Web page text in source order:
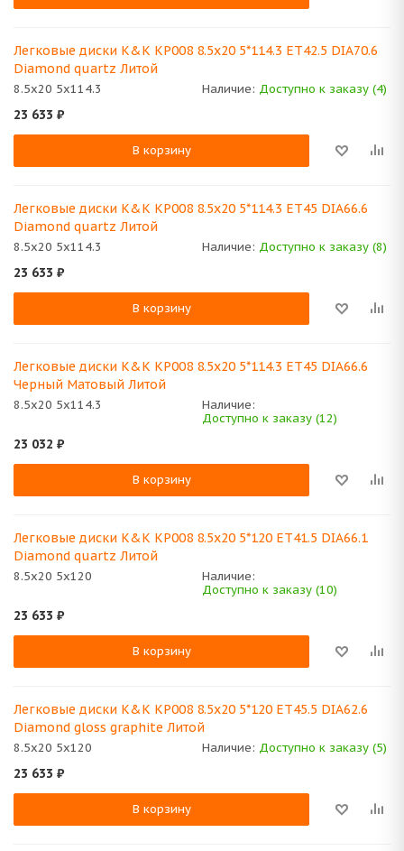
Легковые диски K&K КР008 8.5x20 5*114.3 ET42.5 DIA70.6
Diamond quartz Литой
8.5x20 5x114.3 Наличие: Доступно к заказу (4)
23 633 ₽
В корзину
Легковые диски K&K КР008 8.5x20 5*114.3 ET45 DIA66.6
Diamond quartz Литой
8.5x20 5x114.3 Наличие: Доступно к заказу (8)
23 633 ₽
В корзину
Легковые диски K&K КР008 8.5x20 5*114.3 ET45 DIA66.6
Черный Матовый Литой
8.5x20 5x114.3
Наличие:
Доступно к заказу (12)
23 032 ₽
В корзину
Легковые диски K&K КР008 8.5x20 5*120 ET41.5 DIA66.1
Diamond quartz Литой
8.5x20 5x120
Наличие:
Доступно к заказу (10)
23 633 ₽
В корзину
Легковые диски K&K КР008 8.5x20 5*120 ET45.5 DIA62.6
Diamond gloss graphite Литой
8.5x20 5x120 Наличие: Доступно к заказу (5)
23 633 ₽
В корзину